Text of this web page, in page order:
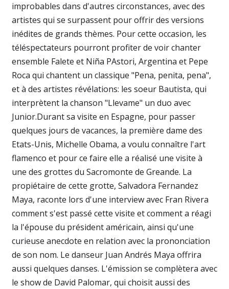
improbables dans d'autres circonstances, avec des
artistes qui se surpassent pour offrir des versions
inédites de grands thèmes. Pour cette occasion, les
téléspectateurs pourront profiter de voir chanter
ensemble Falete et Niña PAstori, Argentina et Pepe
Roca qui chantent un classique "Pena, penita, pena",
et à des artistes révélations: les soeur Bautista, qui
interprètent la chanson "Llevame" un duo avec
Junior.Durant sa visite en Espagne, pour passer
quelques jours de vacances, la première dame des
Etats-Unis, Michelle Obama, a voulu connaître l'art
flamenco et pour ce faire elle a réalisé une visite à
une des grottes du Sacromonte de Greande. La
propiétaire de cette grotte, Salvadora Fernandez
Maya, raconte lors d'une interview avec Fran Rivera
comment s'est passé cette visite et comment a réagi
la l'épouse du président américain, ainsi qu'une
curieuse anecdote en relation avec la prononciation
de son nom. Le danseur Juan Andrés Maya offrira
aussi quelques danses. L'émission se complètera avec
le show de David Palomar, qui choisit aussi des